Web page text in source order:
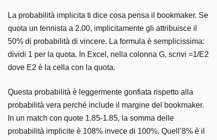
La probabilità implicita ti dice cosa pensa il bookmaker. Se
quota un tennista a 2.00, implicitamente gli attribuisce il
50% di probabilità di vincere. La formula è semplicissima:
dividi 1 per la quota. In Excel, nella colonna G, scrivi =1/E2
dove E2 è la cella con la quota.
Questa probabilità è leggermente gonfiata rispetto alla
probabilità vera perché include il margine del bookmaker.
In un match con quote 1.85-1.85, la somma delle
probabilità implicite è 108% invece di 100%. Quell’8% è il